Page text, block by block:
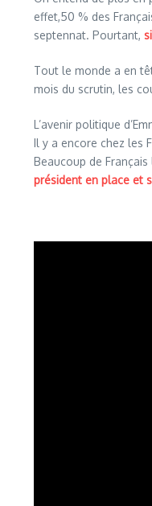
effet,50 % des
septennat. Pourtant,
Tout le monde a en
mois du scrutin, les
L’avenir politique
Il y a encore chez les
Beaucoup de
président en place et